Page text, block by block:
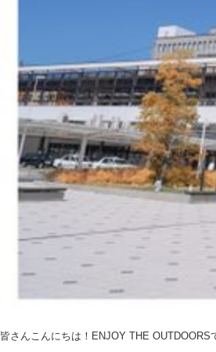
皆さんこんにちは！ENJOY THE OUTDOORS